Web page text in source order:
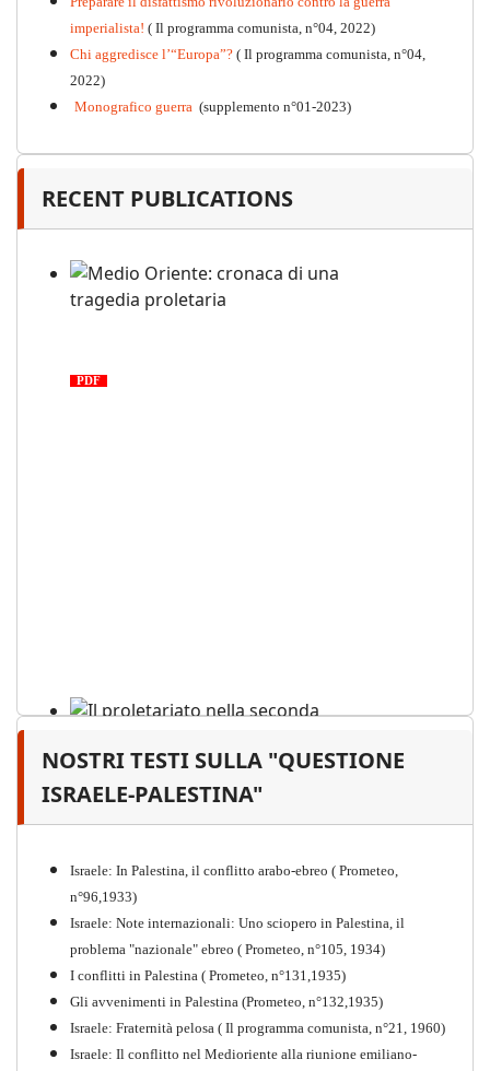
imperialista! ( Il programma comunista, n°04, 2022)
Chi aggredisce l’“Europa”? ( Il programma comunista, n°04,
2022)
Monografico guerra (supplemento n°01-2023)
RECENT PUBLICATIONS
PDF
Il proletariato nella seconda
guerra mondiale e nella
NOSTRI TESTI SULLA "QUESTIONE
ISRAELE-PALESTINA"
Israele: In Palestina, il conflitto arabo-ebreo ( Prometeo,
n°96,1933)
Israele: Note internazionali: Uno sciopero in Palestina, il
problema "nazionale" ebreo ( Prometeo, n°105, 1934)
I conflitti in Palestina ( Prometeo, n°131,1935)
Gli avvenimenti in Palestina (Prometeo, n°132,1935)
Israele: Fraternità pelosa ( Il programma comunista, n°21, 1960)
Israele: Il conflitto nel Medioriente alla riunione emiliano-